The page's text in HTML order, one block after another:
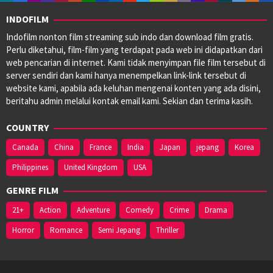
2015
Colin
Trevorrow,
McCarthy ,
Nathan
Parker ,
Scott
Koche,
Spencer
Stockton
David
Porter,
Zack
INDOFILM
Indofilm nonton film streaming sub indo dan download film gratis.
Perlu diketahui, film-film yang terdapat pada web ini didapatkan dari
web pencarian di internet. Kami tidak menyimpan file film tersebut di
server sendiri dan kami hanya menempelkan link-link tersebut di
website kami, apabila ada keluhan mengenai konten yang ada disini,
beritahu admin melalui kontak email kami. Sekian dan terima kasih.
COUNTRY
Canada China France India Japan jepang
Korea
Philippines
United Kingdom USA
GENRE FILM
21+ Action Adventure Comedy Crime
Drama
Horror
Romance Semi Jepang Thriller